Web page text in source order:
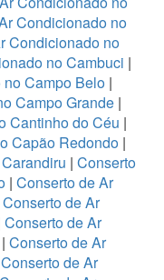
Condicionado no
Condicionado no
no Cambuci |
Campo Belo |
Campo Grande |
Cantinho do Céu |
Capão Redondo|
| Conserto
| Conserto de Ar
Conserto de Ar
Conserto de Ar
| Conserto de Ar
Conserto de Ar